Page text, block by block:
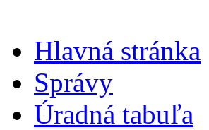
Hlavná stránka
Správy
Úradná tabuľa